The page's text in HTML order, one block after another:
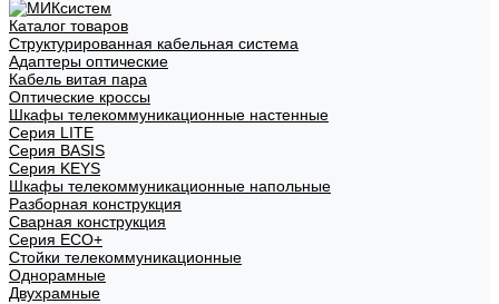
Каталог товаров
Структурированная кабельная система
Адаптеры оптические
Кабель витая пара
Оптические кроссы
Шкафы телекоммуникационные настенные
Cерия LITE
Cерия BASIS
Cерия KEYS
Шкафы телекоммуникационные напольные
Разборная конструкция
Сварная конструкция
Серия ECO+
Стойки телекоммуникационные
Однорамные
Двухрамные